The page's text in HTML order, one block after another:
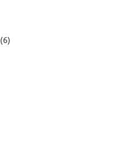
(6)